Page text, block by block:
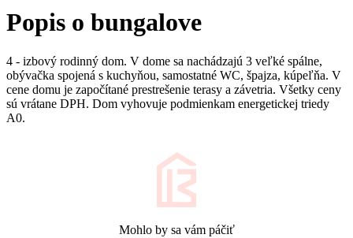
Popis o bungalove
4 - izbový rodinný dom. V dome sa nachádzajú 3 veľké spálne,
obývačka spojená s kuchyňou, samostatné WC, špajza, kúpeľňa. V
cene domu je započítané prestrešenie terasy a závetria. Všetky ceny
sú vrátane DPH. Dom vyhovuje podmienkam energetickej triedy
A0.
Mohlo by sa vám páčiť